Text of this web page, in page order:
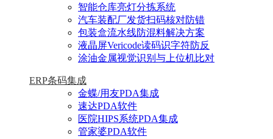
智能仓库亮灯分拣系统
汽车装配厂发货扫码核对防错
包装盒流水线防混料解决方案
液晶屏Vericode读码识字符防反
涂油金属视觉识别与上位机比对
ERP条码集成
金蝶/用友PDA集成
速达PDA软件
医院HIPS系统PDA集成
管家婆PDA软件